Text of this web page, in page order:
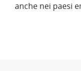
anche nei paesi